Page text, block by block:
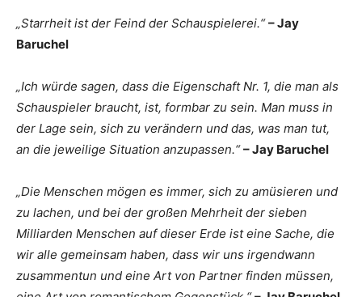
„Starrheit ist der Feind der Schauspielerei.“– Jay
Baruchel
„Ich würde sagen, dass die Eigenschaft Nr. 1, die man als
Schauspieler braucht, ist, formbar zu sein. Man muss in
der Lage sein, sich zu verändern und das, was man tut,
an die jeweilige Situation anzupassen.“– Jay Baruchel
„Die Menschen mögen es immer, sich zu amüsieren und
zu lachen, und bei der großen Mehrheit der sieben
Milliarden Menschen auf dieser Erde ist eine Sache, die
wir alle gemeinsam haben, dass wir uns irgendwann
zusammentun und eine Art von Partner finden müssen,